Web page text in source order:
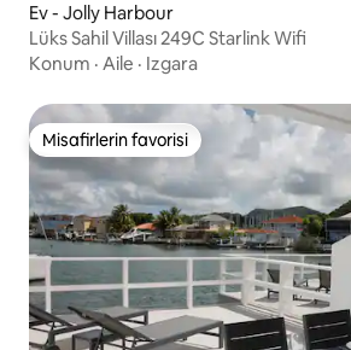
Ev - Jolly Harbour
Lüks Sahil Villası 249C Starlink Wifi
Konum · Aile · Izgara
Misafirlerin favorisi
Misafirlerin favorisi